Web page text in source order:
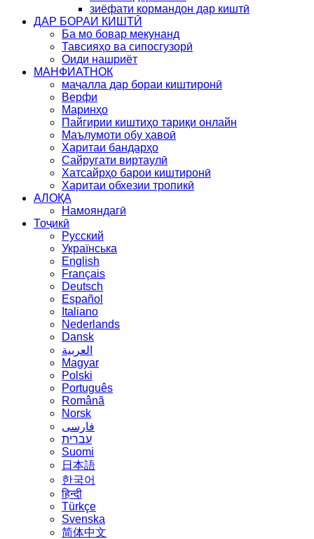
зиёфати кормандон дар киштӣ
ДАР БОРАИ КИШТӢ
Ба мо бовар мекунанд
Тавсияҳо ва сипосгузорӣ
Оиди нашриёт
МАНФИАТНОК
маҷалла дар бораи киштиронӣ
Верфи
Маринҳо
Пайгирии киштиҳо тариқи онлайн
Маълумоти обу ҳавоӣ
Харитаи бандарҳо
Сайругати виртаулӣ
Хатсайрҳо барои киштиронӣ
Харитаи обхезии тропикӣ
АЛОҚА
Намояндагӣ
Тоҷикӣ
Русский
Українська
English
Français
Deutsch
Español
Italiano
Nederlands
Dansk
العربية
Magyar
Polski
Português
Română
Norsk
فارسی
עברית
Suomi
日本語
한국어
हिन्दी
Türkçe
Svenska
简体中文